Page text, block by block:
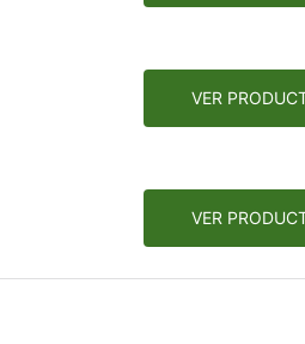
VER
VER